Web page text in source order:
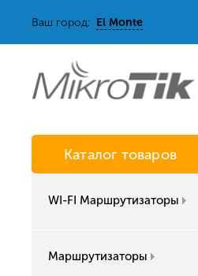
Ваш город: El Monte
Каталог товаров
WI-FI Маршрутизаторы
Маршрутизаторы